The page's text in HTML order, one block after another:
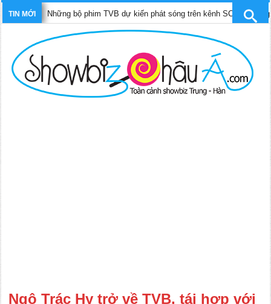
TIN MỚI
bộ phim TVB dự kiến phát sóng trên kênh SCTV9 tháng 4/2025
Ngô Trác Hy trở về TVB, tái hợp với